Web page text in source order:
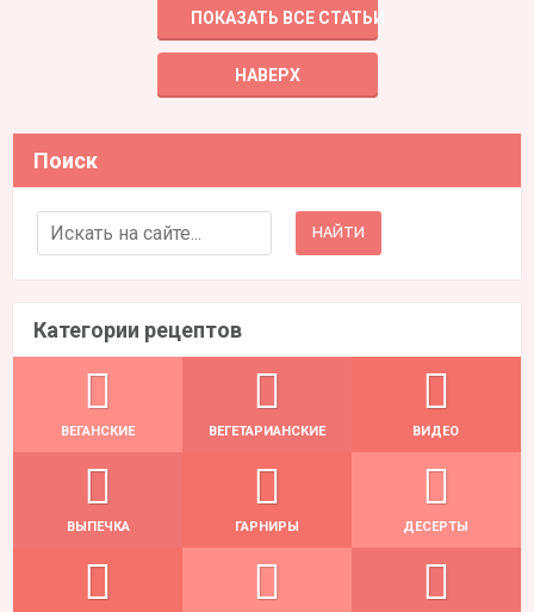
ПОКАЗАТЬ ВСЕ СТАТЬИ
НАВЕРХ
Поиск
Search for:
Категории рецептов
ВЕГАНСКИЕ ВЕГЕТАРИАНСКИЕ ВИДЕО
ВЫПЕЧКА ГАРНИРЫ ДЕСЕРТЫ